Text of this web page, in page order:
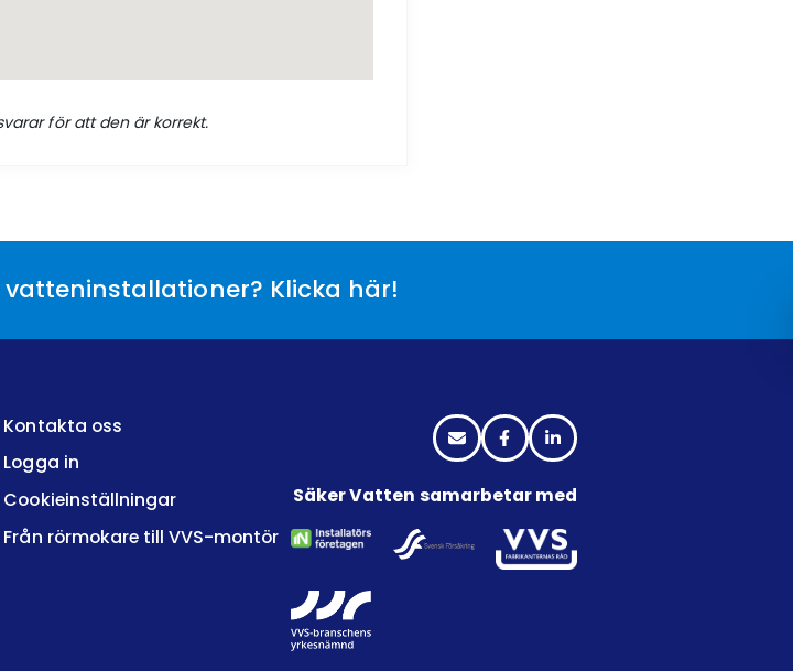
för att den är korrekt.
Klicka här!
Kontakta oss
Logga in
Cookieinställningar
Från rörmokare till VVS-montör
Säker Vatten samarbetar med